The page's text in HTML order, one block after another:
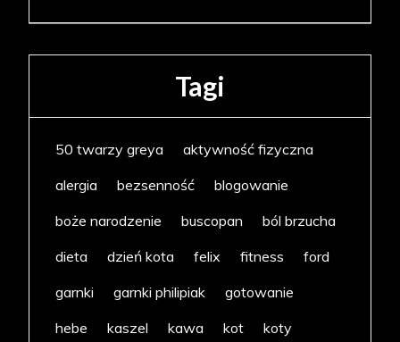
Tagi
50 twarzy greya
aktywność fizyczna
alergia
bezsenność
blogowanie
boże narodzenie
buscopan
ból brzucha
dieta
dzień kota felix fitness
ford
garnki
garnki philipiak
gotowanie
hebe
kaszel kawa kot koty